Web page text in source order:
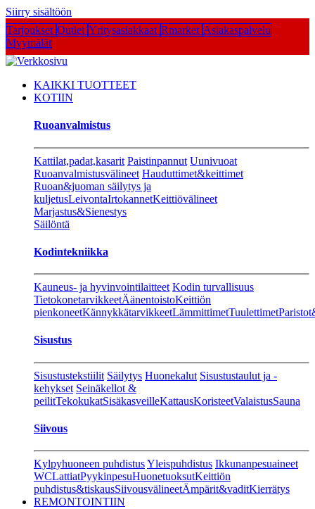
Siirry sisältöön
Tarjoukset Outlet Yritysasiakkaat Rmarket Asiakaspalvelu
Myymälät
KAIKKI TUOTTEET
KOTIIN
Ruoanvalmistus
Kattilat,padat,kasarit Paistinpannut Uunivuoat
Ruoanvalmistusvälineet Hauduttimet&keittimet
Ruoan&juoman säilytys ja
kuljetusLeivontaIrtokannetKeittiövälineet
Marjastus&Sienestys
Säilöntä
Kodintekniikka
Kauneus- ja hyvinvointilaitteet Kodin turvallisuus
TietokonetarvikkeetÄänentoistoKeittiön
pienkoneetKännykkätarvikkeetLämmittimetTuulettimet
Sisustus
Sisustustekstiilit Säilytys Huonekalut Sisustustaulut ja -
kehykset Seinäkellot &
peilitTekokukatSisäkasveilleKattausKoristeetValaistusSauna
Siivous
Kylpyhuoneen puhdistusYleispuhdistus Ikkunanpesuaineet
WCLattiatPyykinpesuHuonetuoksutKeittiön
puhdistus&tiskausSiivousvälineetÄmpärit&vaditKierrätys
REMONTOINTIIN